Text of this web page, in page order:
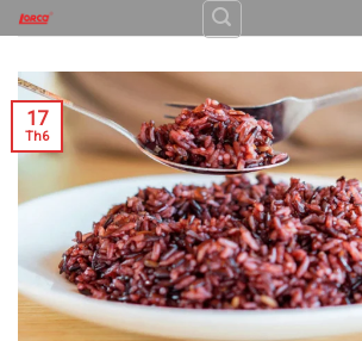
Skip
to
content
17
Th6